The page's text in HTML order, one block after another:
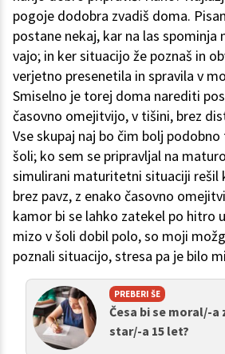
pogoje dodobra zvadiš doma.
postane nekaj, kar na las spominja
vajo; in ker situacijo že poznaš in
verjetno presenetila in spravila v
Smiselno je torej doma narediti
časovno omejitvijo, v tišini, brez
Vse skupaj naj bo čim bolj
šoli; ko sem se pripravljal na
simulirani maturitetni situaciji rešil
brez pavz, z enako časovno
kamor bi se lahko zatekel po hitro
mizo v šoli dobil polo, so moji
poznali situacijo, stresa pa je bilo
PREBERI ŠE
Česa bi se moral/-a
star/-a 15 let?